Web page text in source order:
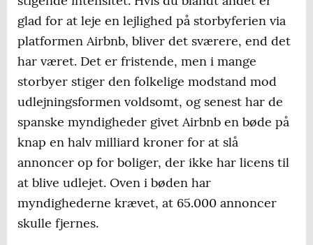
glad for at leje en lejlighed på storbyferien via
platformen Airbnb, bliver det sværere, end det
har været. Det er fristende, men i mange
storbyer stiger den folkelige modstand mod
udlejningsformen voldsomt, og senest har de
spanske myndigheder givet Airbnb en bøde på
knap en halv milliard kroner for at slå
annoncer op for boliger, der ikke har licens til
at blive udlejet. Oven i bøden har
myndighederne krævet, at 65.000 annoncer
skulle fjernes.